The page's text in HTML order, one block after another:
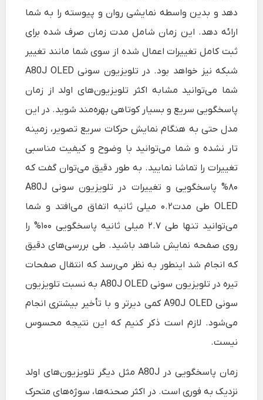
دهد و بدین واسطه نمایشی روان و پیوسته را به شما
ارائه دهد. این زمان شامل مدت زمان صرف شده برای
ثبت کامل تغییرات اعمال شده از سوی شما مانند تغییر
شبکه نیز خواهد بود. در تلویزیون سونی A80J OLED
شما می‌توانید مشابه اکثر تلویزیون‌های اولد از زمان
پاسخگویی سریع و بسیار کوتاهی بهره‌مند شوید. در این
مدل حتی به هنگام نمایش حرکات سریع تصویر، زمینه
تار نشده و شما می‌توانید با وضوح و کیفیت مناسبی
تغییرات را تماشا نمایید. به طور دقیق می‌توان گفت که
۸۰% پاسخگویی و تغییرات در تلویزیون سونی A80J
OLED طی مدت۰.۲ میلی ثانیه اتفاق می‌افتد و شما
می‌توانید تنها طی ۲.۷ میلی ثانیه پاسخگویی ۱۰۰% را
روی صفحه نمایش شاهد باشید. طی بررسی‌های دقیق
که انجام شد اینطور به نظر می‌رسد که انتقال صفحات
تیره در تلویزیون سونی A80J OLED به نسبت تلویزیون
سونی A90J OLED کمی دیرتر و با تأخیر بیشتری انجام
می‌شود. لازم است ذکر کنیم که این نتیجه محسوس
نیست.
زمان پاسخگویی در A80J مثل دیگر تلویزیون‌های اولد
نزدیک به فوری است. در اکثر صحنه‌ها، سوژه‌های متحرک